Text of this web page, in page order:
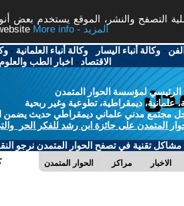
التصفح والنشر، الموقع يستخدم بعض
More info - المزيد
-وكالة أنباء اليسار -وكالة أنباء العلمانية -
الاقتصاد - اخبار الطب والعلوم
الرئيسي لمؤسسة الحوار المتمدن
علمانية، ديمقراطية، تطوعية وغير ربحية
مجتمع مدني علماني ديمقراطي حديث يضمن
المتمدن على جائزة ابن رشد للفكر الحر
مشاكل تقنية في تصفح الحوار المتمدن نرجو
الحوار المتمدن مراكز الاخبار